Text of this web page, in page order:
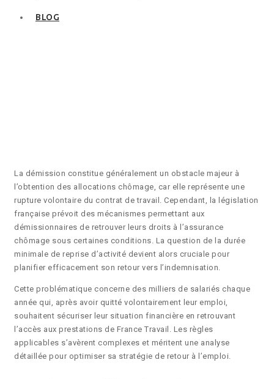
BLOG
La démission constitue généralement un obstacle majeur à
l’obtention des allocations chômage, car elle représente une
rupture volontaire du contrat de travail. Cependant, la législation
française prévoit des mécanismes permettant aux
démissionnaires de retrouver leurs droits à l’assurance
chômage sous certaines conditions. La question de la durée
minimale de reprise d’activité devient alors cruciale pour
planifier efficacement son retour vers l’indemnisation.
Cette problématique concerne des milliers de salariés chaque
année qui, après avoir quitté volontairement leur emploi,
souhaitent sécuriser leur situation financière en retrouvant
l’accès aux prestations de France Travail. Les règles
applicables s’avèrent complexes et méritent une analyse
détaillée pour optimiser sa stratégie de retour à l’emploi.